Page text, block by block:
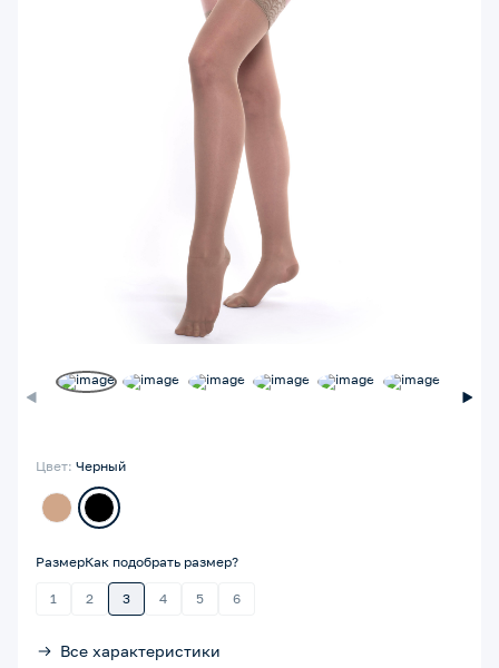
Цвет: Черный
РазмерКак подобрать размер?
1 2 3 4 5 6
Все характеристики